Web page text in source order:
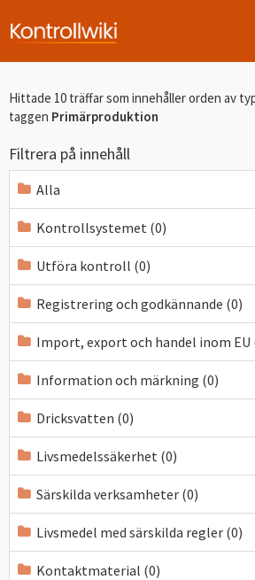
Hittade 10 träffar som innehåller orden av
taggen Primärproduktion
Filtrera på innehåll
Alla
Kontrollsystemet (0)
Utföra kontroll (0)
Registrering och godkännande (0)
Import, export och handel inom EU
Information och märkning (0)
Dricksvatten (0)
Livsmedelssäkerhet (0)
Särskilda verksamheter (0)
Livsmedel med särskilda regler (0)
Kontaktmaterial (0)